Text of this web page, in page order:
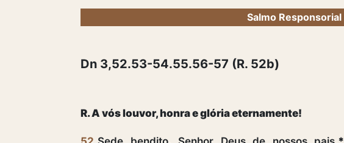
Salmo Responsorial
Dn 3,52.53-54.55.56-57 (R. 52b)
R. A vós louvor, honra e glória eternamente!